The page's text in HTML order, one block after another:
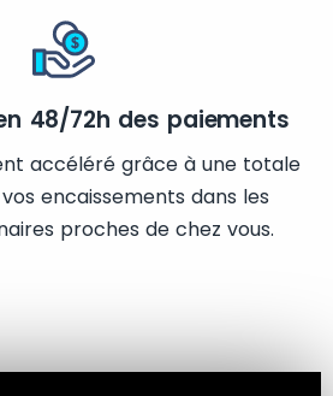
48/72h des paiements
accéléré grâce à une totale
encaissements dans les
proches de chez vous.